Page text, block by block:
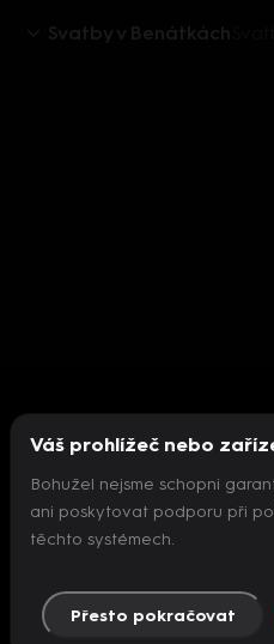
Svatby v Benátkách
Nepodařilo se
Váš prohlížeč nebo
Bohužel nejsme schopni
ani poskytovat podporu při
těchto systémech.
Přesto pokračovat